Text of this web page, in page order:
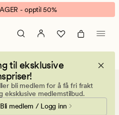
- opptil 50%
til eksklusive
bli medlem for å få fri frakt
eksklusive medlemstilbud.
Bli medlem / Logg inn